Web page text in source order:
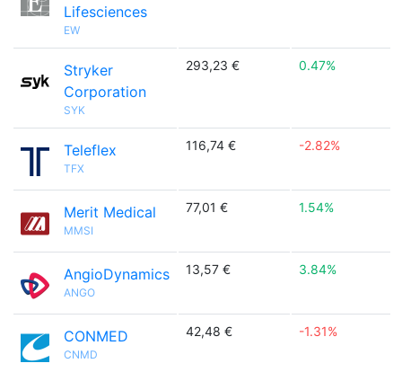
Lifesciences
EW
Stryker
Corporation
SYK
293,23 € 0.47%
Teleflex
TFX
116,74 € -2.82%
Merit Medical
MMSI
77,01 € 1.54%
AngioDynamics
ANGO
13,57 € 3.84%
CONMED
CNMD
42,48 € -1.31%